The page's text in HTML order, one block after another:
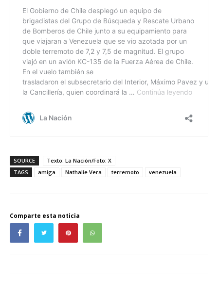
SOURCE
Texto: La Nación/Foto: X
TAGS
amiga Nathalie Vera terremoto venezuela
Comparte esta noticia